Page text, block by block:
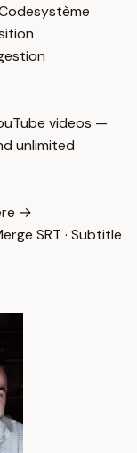
système
videos —
unlimited
→
SRT · Subtitle